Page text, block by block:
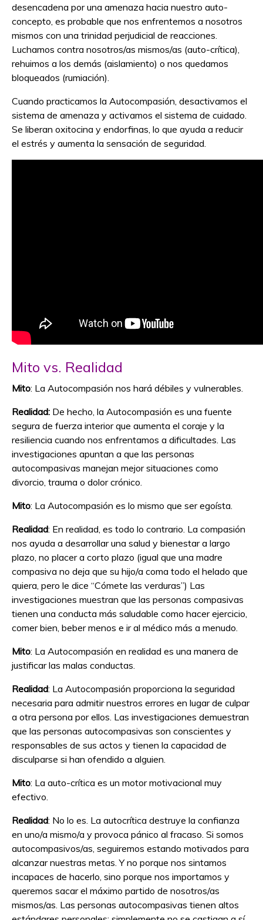
desencadena por una amenaza hacia nuestro auto-
concepto, es probable que nos enfrentemos a nosotros
mismos con una trinidad perjudicial de reacciones.
Luchamos contra nosotros/as mismos/as (auto-crítica),
rehuimos a los demás (aislamiento) o nos quedamos
bloqueados (rumiación).
Cuando practicamos la Autocompasión, desactivamos el
sistema de amenaza y activamos el sistema de cuidado.
Se liberan oxitocina y endorfinas, lo que ayuda a reducir
el estrés y aumenta la sensación de seguridad.
Mito vs. Realidad
Mito: La Autocompasión nos hará débiles y vulnerables.
Realidad: De hecho, la Autocompasión es una fuente
segura de fuerza interior que aumenta el coraje y la
resiliencia cuando nos enfrentamos a dificultades. Las
investigaciones apuntan a que las personas
autocompasivas manejan mejor situaciones como
divorcio, trauma o dolor crónico.
Mito: La Autocompasión es lo mismo que ser egoísta.
Realidad: En realidad, es todo lo contrario. La compasión
nos ayuda a desarrollar una salud y bienestar a largo
plazo, no placer a corto plazo (igual que una madre
compasiva no deja que su hijo/a coma todo el helado que
quiera, pero le dice “Cómete las verduras”) Las
investigaciones muestran que las personas compasivas
tienen una conducta más saludable como hacer ejercicio,
comer bien, beber menos e ir al médico más a menudo.
Mito: La Autocompasión en realidad es una manera de
justificar las malas conductas.
Realidad: La Autocompasión proporciona la seguridad
necesaria para admitir nuestros errores en lugar de culpar
a otra persona por ellos. Las investigaciones demuestran
que las personas autocompasivas son conscientes y
responsables de sus actos y tienen la capacidad de
disculparse si han ofendido a alguien.
Mito: La auto-crítica es un motor motivacional muy
efectivo.
Realidad: No lo es. La autocrítica destruye la confianza
en uno/a mismo/a y provoca pánico al fracaso. Si somos
autocompasivos/as, seguiremos estando motivados para
alcanzar nuestras metas. Y no porque nos sintamos
incapaces de hacerlo, sino porque nos importamos y
queremos sacar el máximo partido de nosotros/as
mismos/as. Las personas autocompasivas tienen altos